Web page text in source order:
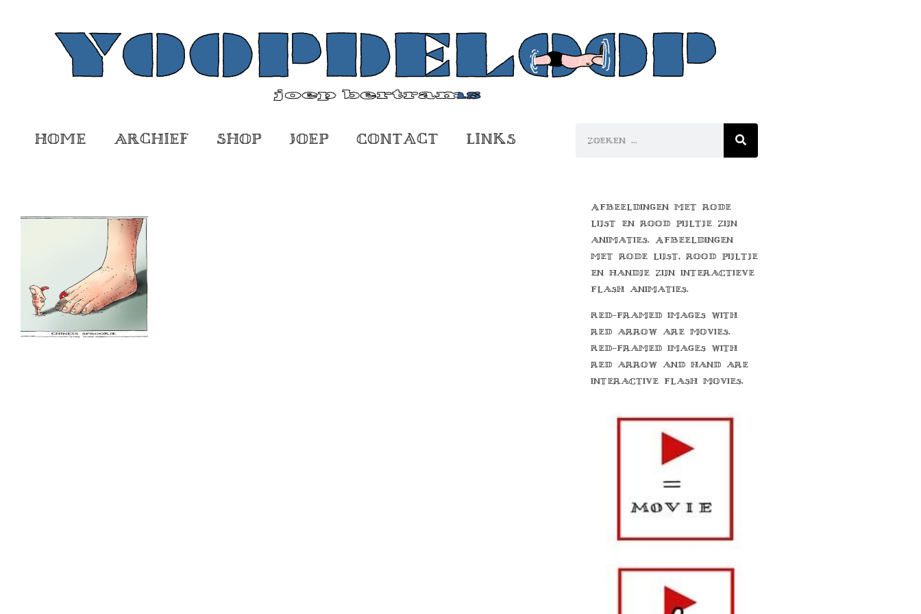
Home Archief Shop Joep Contact Links
Afbeeldingen met rode
lijst en rood pijltje zijn
animaties. Afbeeldingen
met rode lijst, rood pijltje
en handje zijn interactieve
flash animaties.
Red-framed images with
red arrow are movies.
Red-framed images with
red arrow and hand are
interactive flash movies.